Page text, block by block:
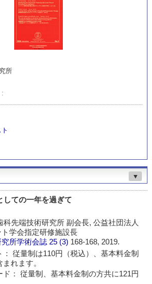
所
▼
しての一年を過ぎて
科先端技術研究所 副会長, 公益社団法人
学会指定研修施設長
所学術会誌 25 (3) 168-168, 2019.
： 従量制は110円（税込）、基本料金制
れます。
ド： 従量制、基本料金制の方共に121円